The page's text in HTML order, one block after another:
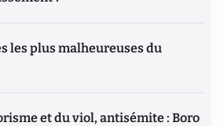
les plus malheureuses du
et du viol, antisémite : Boro